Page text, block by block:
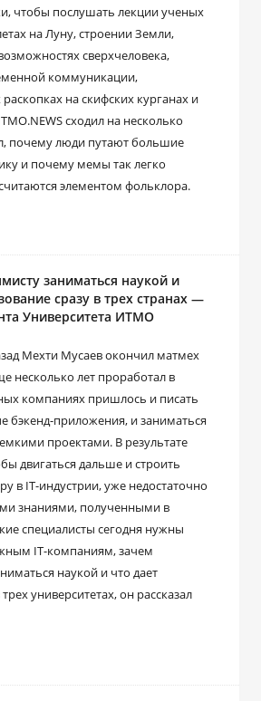
чтобы послушать лекции ученых
на Луну, строении Земли,
сверхчеловека,
коммуникации,
на скифских курганах и
сходил на несколько
почему люди путают большие
и почему мемы так легко
элементом фольклора.
заниматься наукой и
сразу в трех странах —
Университета ИТМО
Мехти Мусаев окончил матмех
несколько лет проработал в
компаниях пришлось и писать
бэкенд-приложения, и заниматься
проектами. В результате
двигаться дальше и строить
в IT-индустрии, уже недостаточно
знаниями, полученными в
специалисты сегодня нужны
IT-компаниям, зачем
наукой и что дает
университетах, он рассказал